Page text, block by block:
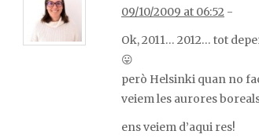
09/10/2009 at 06:52 -
Ok, 2011… 2012… tot
😛
però Helsinki quan no
veiem les aurores
ens veiem d’aqui res!